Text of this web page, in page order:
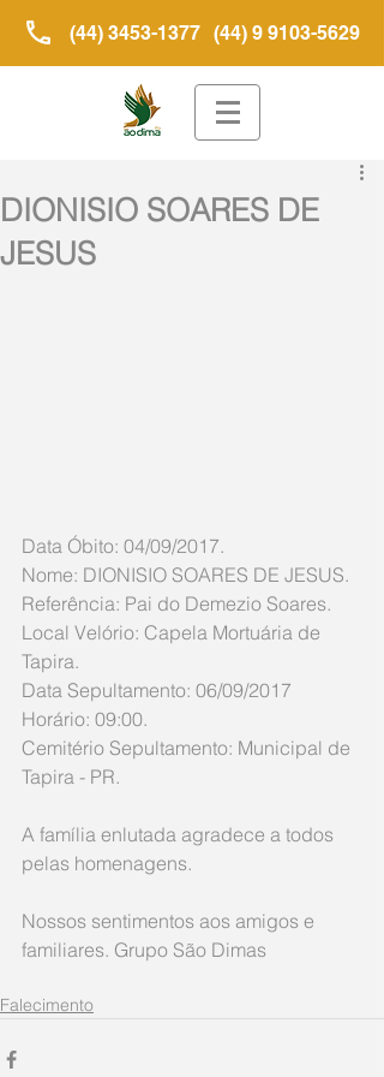
(44) 3453-1377 (44) 9 9103-5629
DIONISIO SOARES DE
JESUS
Data Óbito: 04/09/2017.
Nome: DIONISIO SOARES DE JESUS.
Referência: Pai do Demezio Soares.
Local Velório: Capela Mortuária de
Tapira.
Data Sepultamento: 06/09/2017
Horário: 09:00.
Cemitério Sepultamento: Municipal de
Tapira - PR.
A família enlutada agradece a todos
pelas homenagens.
Nossos sentimentos aos amigos e
familiares. Grupo São Dimas
Falecimento